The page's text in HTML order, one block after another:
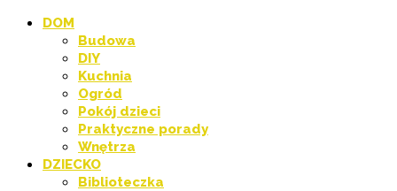
DOM
Budowa
DIY
Kuchnia
Ogród
Pokój dzieci
Praktyczne porady
Wnętrza
DZIECKO
Biblioteczka